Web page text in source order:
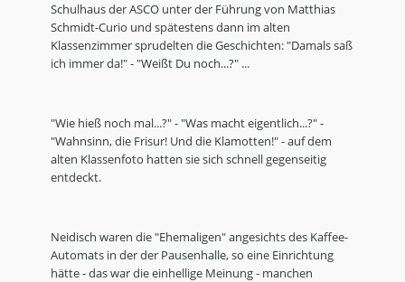
Schulhaus der ASCO unter der Führung von Matthias
Schmidt-Curio und spätestens dann im alten
Klassenzimmer sprudelten die Geschichten: "Damals saß
ich immer da!" - "Weißt Du noch...?" ...
"Wie hieß noch mal...?" - "Was macht eigentlich...?" -
"Wahnsinn, die Frisur! Und die Klamotten!" - auf dem
alten Klassenfoto hatten sie sich schnell gegenseitig
entdeckt.
Neidisch waren die "Ehemaligen" angesichts des Kaffee-
Automats in der der Pausenhalle, so eine Einrichtung
hätte - das war die einhellige Meinung - manchen